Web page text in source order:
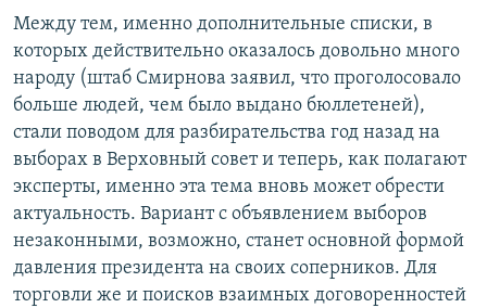
Между тем, именно дополнительные списки, в
которых действительно оказалось довольно много
народу (штаб Смирнова заявил, что проголосовало
больше людей, чем было выдано бюллетеней),
стали поводом для разбирательства год назад на
выборах в Верховный совет и теперь, как полагают
эксперты, именно эта тема вновь может обрести
актуальность. Вариант с объявлением выборов
незаконными, возможно, станет основной формой
давления президента на своих соперников. Для
торговли же и поисков взаимных договоренностей